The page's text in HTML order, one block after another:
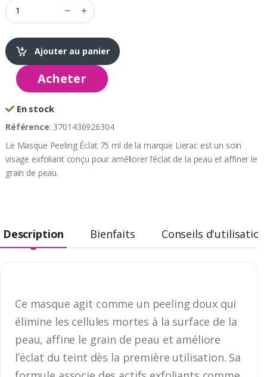
Ajouter au panier
Acheter
En stock
Référence: 3701436926304
Le Masque Peeling Éclat 75 ml de la marque Lierac est un soin
visage exfoliant conçu pour améliorer l’éclat de la peau et affiner le
grain de peau.
Description Bienfaits Conseils d'utilisation
Ce masque agit comme un peeling doux qui
élimine les cellules mortes à la surface de la
peau, affine le grain de peau et améliore
l’éclat du teint dès la première utilisation. Sa